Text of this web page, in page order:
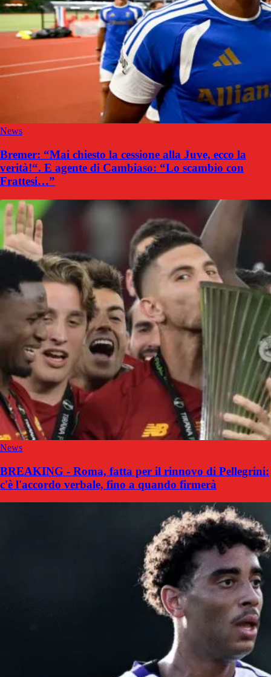
News
Bremer: “Mai chiesto la cessione alla Juve, ecco la
verità!“. E agente di Cambiaso: “Lo scambio con
Frattesi…”
News
BREAKING - Roma, fatta per il rinnovo di Pellegrini:
c'è l'accordo verbale, fino a quando firmerà